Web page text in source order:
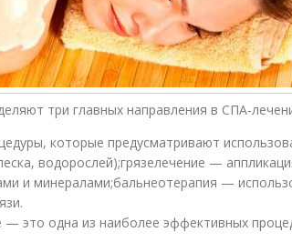
три главных направления в СПА-
которые предусматривают
водорослей);грязелечение —
и минералами;бальнеотерапия —
это одна из наиболее эффективных